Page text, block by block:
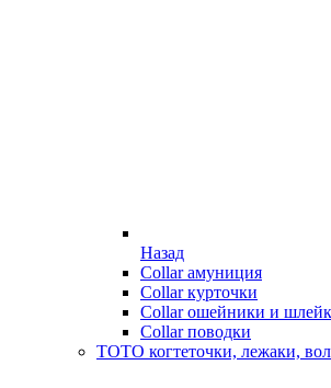
Назад
Collar амуниция
Collar курточки
Collar ошейники и
Collar поводки
ТОТО когтеточки, лежаки,